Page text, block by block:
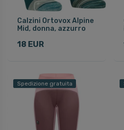
Calzini Ortovox Alpine
Mid, donna, azzurro
18 EUR
Spedizione gratuita